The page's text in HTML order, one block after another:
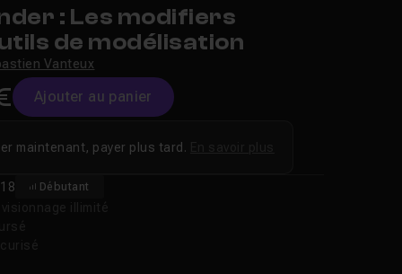
: Les modifiers
de modélisation
Vanteux
Ajouter au panier
Débutant
maintenant, payer plus tard.